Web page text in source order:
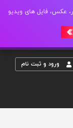
لایه باز، وکتور، عکس، فایل های ویدیو
ورود و ثبت نام